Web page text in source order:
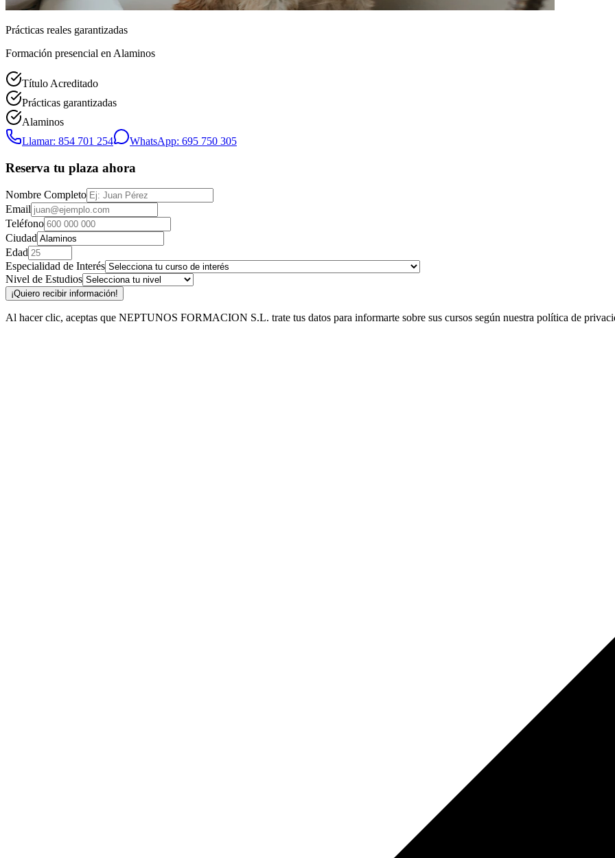
Prácticas reales garantizadas
Formación presencial en Alaminos
Título Acreditado
Prácticas garantizadas
Alaminos
Llamar: 854 701 254
WhatsApp: 695 750 305
Reserva tu plaza ahora
Nombre Completo
Email
Teléfono
Ciudad
Edad
Especialidad de Interés
Nivel de Estudios
¡Quiero recibir información!
Al hacer clic, aceptas que NEPTUNOS FORMACION S.L. trate tus datos para informarte sobre sus cursos según nuestra política de